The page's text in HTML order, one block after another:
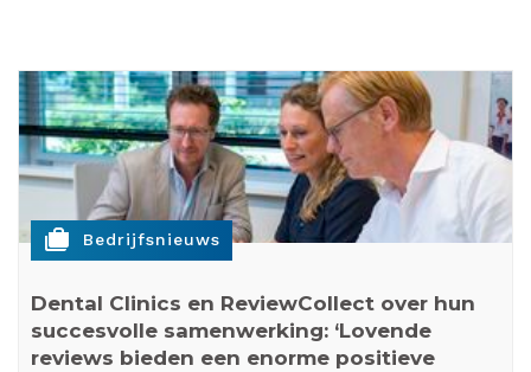
cases Bedrijfsnieuws
Dental Clinics en ReviewCollect over hun
succesvolle samenwerking: ‘Lovende
reviews bieden een enorme positieve